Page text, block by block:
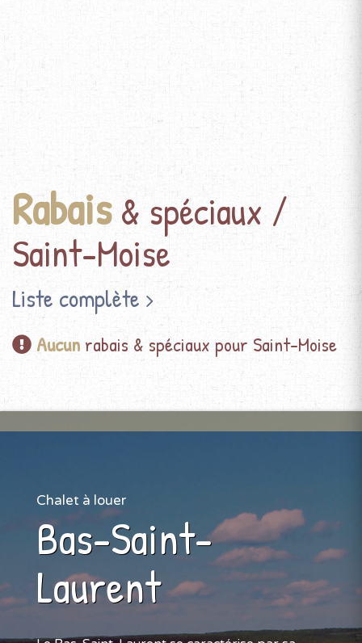
Rabais& spéciaux /
Saint-Moise
Liste complète
Aucun rabais & spéciaux pour Saint-Moise
Chalet à louer
Bas-Saint-
Laurent